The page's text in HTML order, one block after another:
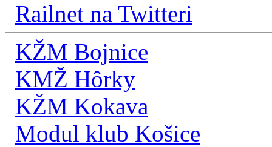
Railnet na Twitteri
KŽM Bojnice
KMŽ Hôrky
KŽM Kokava
Modul klub Košice